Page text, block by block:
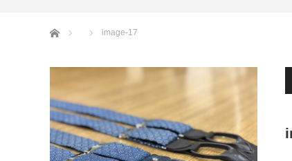
ホーム image-17